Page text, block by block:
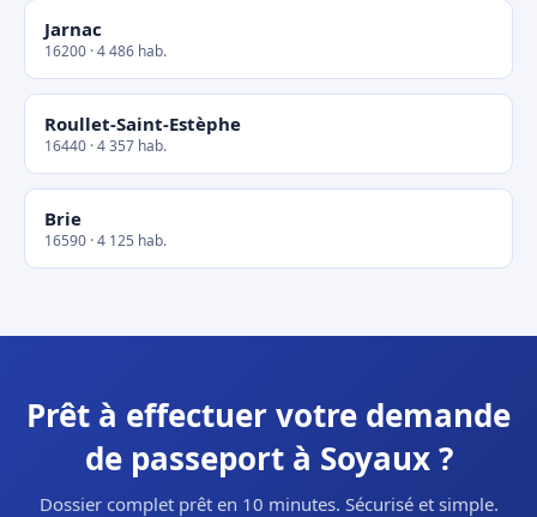
Jarnac
16200 · 4 486 hab.
Roullet-Saint-Estèphe
16440 · 4 357 hab.
Brie
16590 · 4 125 hab.
Prêt à effectuer votre demande
de passeport à Soyaux ?
Dossier complet prêt en 10 minutes. Sécurisé et simple.